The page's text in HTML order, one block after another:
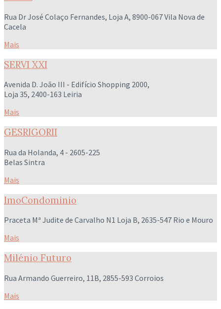
Rua Dr José Colaço Fernandes, Loja A, 8900-067 Vila Nova de
Cacela
Mais
SERVI XXI
Avenida D. João III - Edifício Shopping 2000,
Loja 35, 2400-163 Leiria
Mais
GESRIGORII
Rua da Holanda, 4 - 2605-225
Belas Sintra
Mais
ImoCondominio
Praceta Mª Judite de Carvalho N1 Loja B, 2635-547 Rio e Mouro
Mais
Milénio Futuro
Rua Armando Guerreiro, 11B, 2855-593 Corroios
Mais